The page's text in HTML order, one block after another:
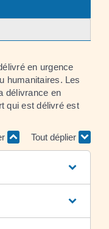
en urgence
humanitaires. Les
délivrance en
qui est délivré est
Tout déplier